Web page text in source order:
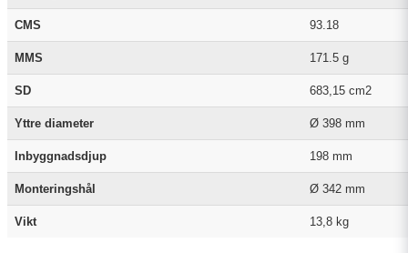
CMS 93.18
MMS 171.5 g
SD 683,15 cm2
Yttre diameter Ø 398 mm
Inbyggnadsdjup 198 mm
Monteringshål Ø 342 mm
Vikt 13,8 kg